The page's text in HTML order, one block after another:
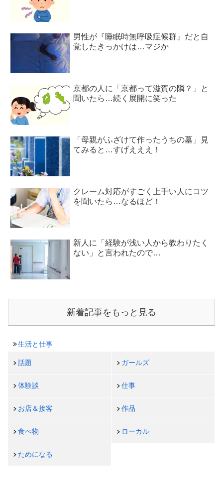
男性が『睡眠時無呼吸症候群』だと自
覚したきっかけは…マジか
京都の人に「京都って滋賀の隣？」と
聞いたら…続く展開に笑った
「母親がふざけて作ったうちの墓」見
てみると…すげえええ！
クレーム対応がすごく上手い人にコツ
を聞いたら…なるほど！
新人に「経験が浅い人から教わりたく
ない」と言われたので…
新着記事をもっと見る
生活と仕事
話題 ガールズ
体験談 仕事
お店＆接客 作品
食べ物 ローカル
ためになる